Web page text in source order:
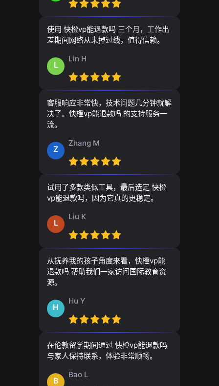
使用 快橙vp能退款吗 三个月，工作出
差期间网络从未掉过线，值得信赖。
L
Lin H
客服响应非常快，技术问题几分钟就解
决了。快橙vp能退款吗 的支持服务一
流。
Z
Zhang M
试用了多款类似工具，最后选定 快橙
vp能退款吗，因为它真的更稳定。
L
Liu K
从抚养我的孩子角度来看，快橙vp能
退款吗 帮助我们一家访问国际教育资
源。
H
Hu Y
在伦敦留学期间通过 快橙vp能退款吗
与家人保持联系，体验非常顺畅。
B
Bao L